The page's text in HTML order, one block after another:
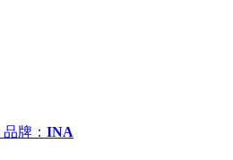
品牌： INA